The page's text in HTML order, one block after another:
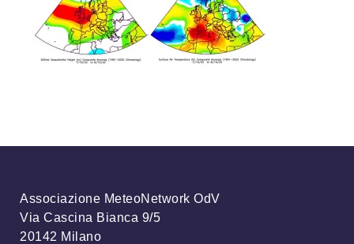
Associazione MeteoNetwork OdV
Via Cascina Bianca 9/5
20142 Milano